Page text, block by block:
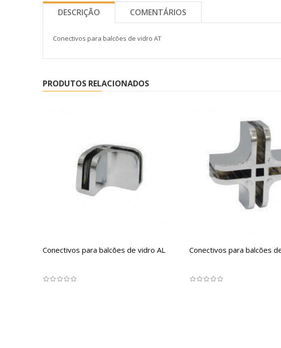
DESCRIÇÃO COMENTÁRIOS
Conectivos para balcões de vidro AT
PRODUTOS RELACIONADOS
Conectivos para balcões de vidro AL Conectivos para balcões